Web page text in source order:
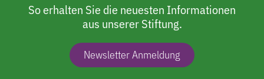
So erhalten Sie die neuesten Informationen
aus unserer Stiftung.
Newsletter Anmeldung